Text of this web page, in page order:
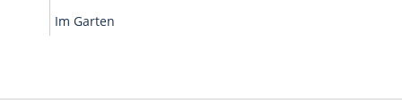
Im Garten